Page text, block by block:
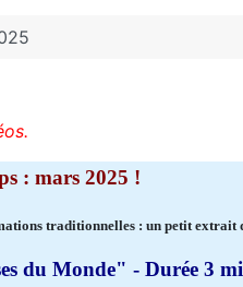
: mars 2025 !
traditionnelles : un petit extrait
du Monde" - Durée 3